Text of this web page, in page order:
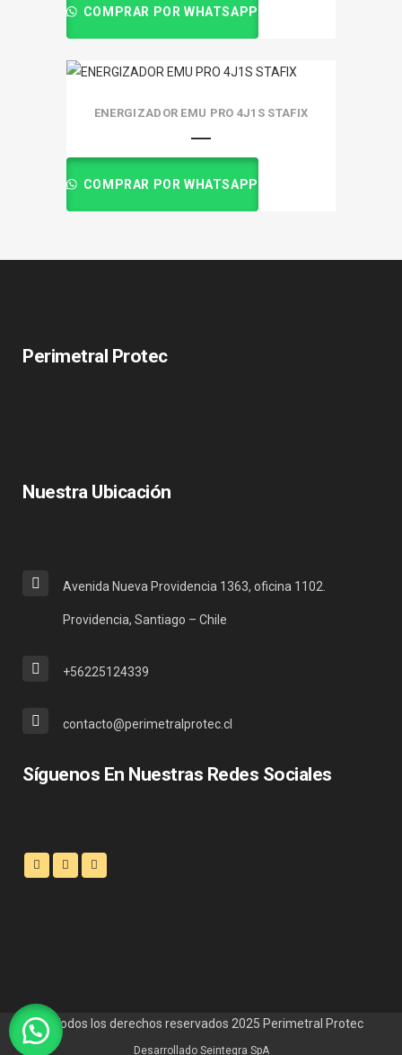
COMPRAR POR WHATSAPP
ENERGIZADOR EMU PRO 4J1S STAFIX
COMPRAR POR WHATSAPP
Perimetral Protec
Nuestra Ubicación
Avenida Nueva Providencia 1363, oficina 1102.
Providencia, Santiago – Chile
+56225124339
contacto@perimetralprotec.cl
Síguenos En Nuestras Redes Sociales
© Todos los derechos reservados 2025 Perimetral Protec
Desarrollado Seintegra SpA